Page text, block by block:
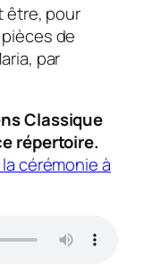
être, pour
de
par
Classique
répertoire.
cérémonie à